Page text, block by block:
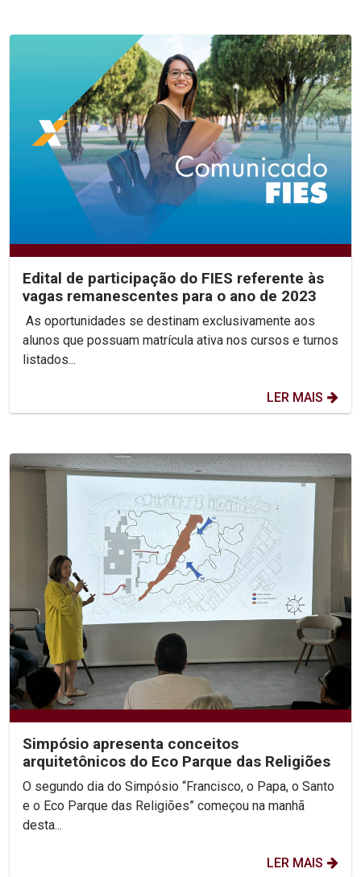
Edital de participação do FIES referente às
vagas remanescentes para o ano de 2023
As oportunidades se destinam exclusivamente aos
alunos que possuam matrícula ativa nos cursos e turnos
listados...
LER MAIS
Simpósio apresenta conceitos
arquitetônicos do Eco Parque das Religiões
O segundo dia do Simpósio “Francisco, o Papa, o Santo
e o Eco Parque das Religiões” começou na manhã
desta...
LER MAIS